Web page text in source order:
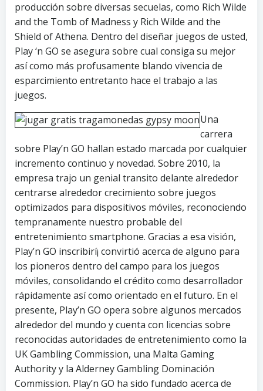
producción sobre diversas secuelas, como Rich Wilde
and the Tomb of Madness y Rich Wilde and the
Shield of Athena. Dentro del diseñar juegos de usted,
Play ‘n GO se asegura sobre cual consiga su mejor
así­ como más profusamente blando vivencia de
esparcimiento entretanto hace el trabajo a las
juegos.
Una
carrera
sobre Play’n GO hallan estado marcada por cualquier
incremento continuo y novedad. Sobre 2010, la
empresa trajo un genial transito delante alrededor
centrarse alrededor crecimiento sobre juegos
optimizados para dispositivos móviles, reconociendo
tempranamente nuestro probable del
entretenimiento smartphone. Gracias a esa visión,
Play’n GO inscribirí¡ convirtió acerca de alguno para
los pioneros dentro del campo para los juegos
móviles, consolidando el crédito como desarrollador
rápidamente así­ como orientado en el futuro. En el
presente, Play’n GO opera sobre algunos mercados
alrededor del mundo y cuenta con licencias sobre
reconocidas autoridades de entretenimiento como la
UK Gambling Commission, una Malta Gaming
Authority y la Alderney Gambling Dominación
Commission. Play’n GO ha sido fundado acerca de